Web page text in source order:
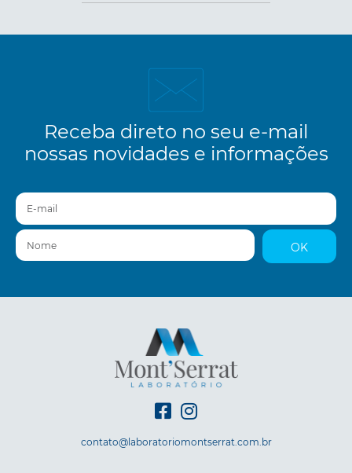
Receba direto no seu e-mail
nossas novidades e informações
E-mail
Nome
OK
contato@laboratoriomontserrat.com.br